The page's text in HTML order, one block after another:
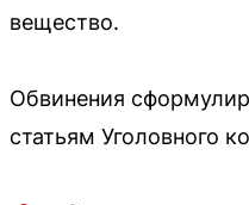
вещество.
Обвинения
статьям Уголовного